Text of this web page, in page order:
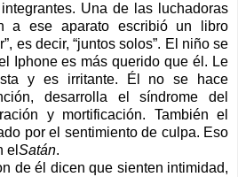
Una de las luchadoras
a ese aparato escribió un libro
es decir, “juntos solos”. El niño se
Iphone es más querido que él. Le
y es irritante. Él no se hace
desarrolla el síndrome del
y mortificación. También el
por el sentimiento de culpa. Eso
el Satán.
de él dicen que sienten intimidad,